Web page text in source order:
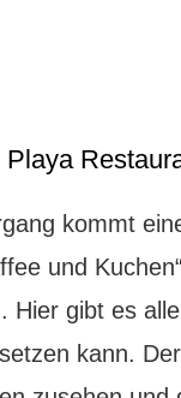
kommt
und
Hier gibt es
kann.